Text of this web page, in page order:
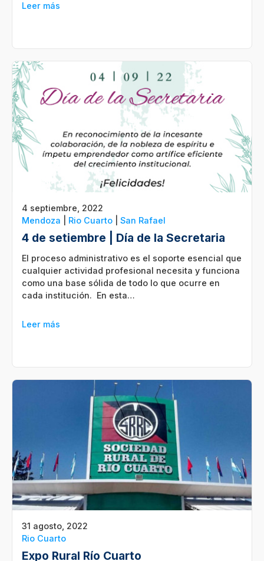
Leer más
4 septiembre, 2022
Mendoza
Rio Cuarto San Rafael
4 de setiembre | Día de la Secretaria
El proceso administrativo es el soporte esencial que
cualquier actividad profesional necesita y funciona
como una base sólida de todo lo que ocurre en
cada institución. En esta…
Leer más
31 agosto, 2022
Rio Cuarto
Expo Rural Río Cuarto